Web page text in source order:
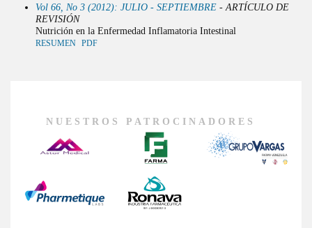
Vol 66, No 3 (2012): JULIO - SEPTIEMBRE - ARTÍCULO DE
REVISIÓN
Nutrición en la Enfermedad Inflamatoria Intestinal
RESUMEN PDF
NUESTROS PATROCINADORES